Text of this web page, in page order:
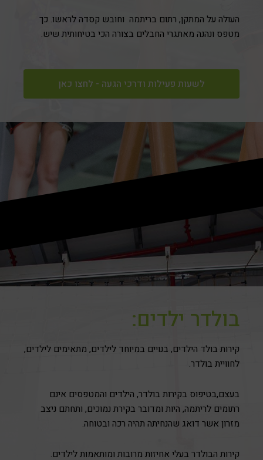
העולה על המתקן, רתום בריתמה וחובש קסדה לראשו. כך
מטפס ונהנה מאתגרי החבלים בצורה הכי בטיחותית שיש.
לשעות פעילות ודרכי הגעה - לחצו כאן
בולדר ילדים:
קירות בולד הילדים, בנויים במיוחד לילדים, מתאימים לילדים,
לחוויית בולדר.
בעצם,בטיפוס בקירות בולדר, הילדים והמטפסים אינם
רתומים לריתמה, היות ומדובר בקירת נמוכים, ותחתם ניצב
מזרון אשר דואג שהנחיתה תהיה רכה ובטוחה.
קירות הבולדר בעלי אחיזות מרובות ומותאמות לילדים.